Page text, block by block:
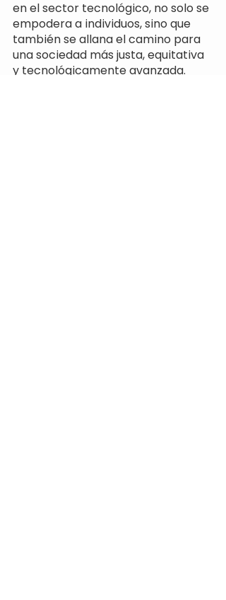
en el sector tecnológico, no solo se
empodera a individuos, sino que
también se allana el camino para
una sociedad más justa, equitativa
y tecnológicamente avanzada.